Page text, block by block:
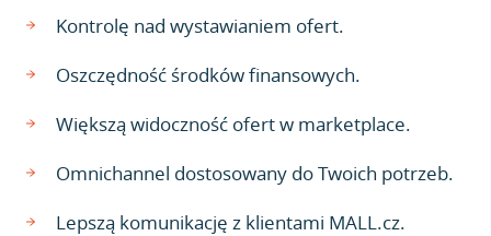
Kontrolę nad wystawianiem ofert.
Oszczędność środków finansowych.
Większą widoczność ofert w marketplace.
Omnichannel dostosowany do Twoich potrzeb.
Lepszą komunikację z klientami MALL.cz.